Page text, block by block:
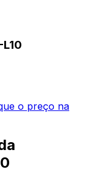
o preço na